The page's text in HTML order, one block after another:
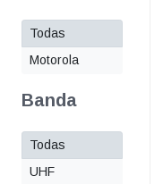
Todas
Motorola
Banda
Todas
UHF